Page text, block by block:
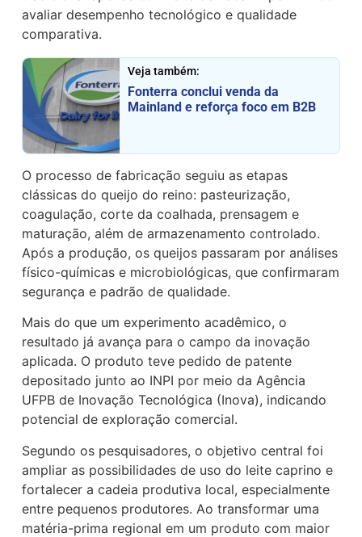
avaliar desempenho tecnológico e qualidade
comparativa.
Veja também:
Fonterra conclui venda da
Mainland e reforça foco em B2B
O processo de fabricação seguiu as etapas
clássicas do queijo do reino: pasteurização,
coagulação, corte da coalhada, prensagem e
maturação, além de armazenamento controlado.
Após a produção, os queijos passaram por análises
físico-químicas e microbiológicas, que confirmaram
segurança e padrão de qualidade.
Mais do que um experimento acadêmico, o
resultado já avança para o campo da inovação
aplicada. O produto teve pedido de patente
depositado junto ao INPI por meio da Agência
UFPB de Inovação Tecnológica (Inova), indicando
potencial de exploração comercial.
Segundo os pesquisadores, o objetivo central foi
ampliar as possibilidades de uso do leite caprino e
fortalecer a cadeia produtiva local, especialmente
entre pequenos produtores. Ao transformar uma
matéria-prima regional em um produto com maior